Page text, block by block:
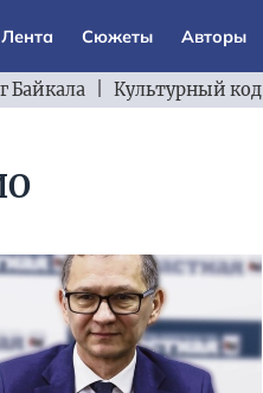
Лента Сюжеты Авторы
Байкала Культурный код